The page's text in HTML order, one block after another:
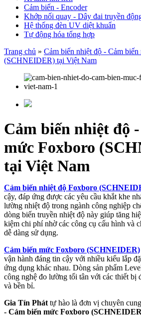
Cảm biến - Encoder
Khớp nối quay - Dây đai truyền
Hệ thống đèn UV diệt khuẩn
Tự động hóa tổng hợp
Trang chủ » Cảm biến nhiệt độ - Cảm
(SCHNEIDER) tại Việt Nam
Cảm biến nhiệt độ
mức Foxboro
tại Việt Nam
Cảm biến nhiệt độ Foxboro
cậy, đáp ứng được các yêu cầu khắt khe
lường nhiệt độ trong ngành công nghiệp
dòng biến truyền nhiệt độ này giúp tăng
kiệm chi phí nhờ các công cụ cấu hình và
dễ dàng sử dụng.
Cảm biến mức Foxboro (SCHNEIDER)
vận hành đáng tin cậy với nhiều kiểu lắp
ứng dụng khác nhau. Dòng sản phẩm
công nghệ đo lường tối tân với các thiết bị
và bền bỉ.
Gia Tín Phát tự hào là đơn vị chuyên
- Cảm biến mức Foxboro